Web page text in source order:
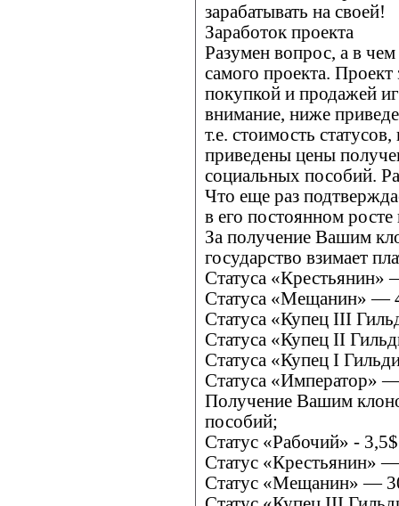
зарабатывать на своей!
Заработок проекта
Разумен вопрос, а в
самого проекта.
покупкой и продажей
внимание, ниже
т.е. стоимость
приведены цены
социальных пособий.
Что еще раз
в его постоянном росте
За получение Вашим
государство взимает
Статуса «Крестьянин»
Статуса «Мещанин» —
Статуса «Купец III
Статуса «Купец II
Статуса «Купец I
Статуса «Император»
Получение Вашим
пособий;
Статус «Рабочий» -
Статус «Крестьянин»
Статус «Мещанин» —